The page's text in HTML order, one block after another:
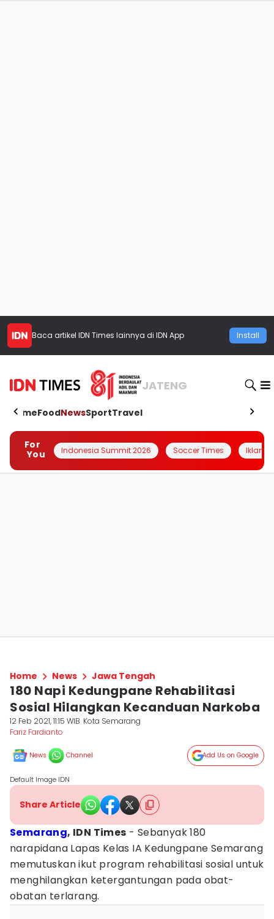
Baca artikel IDN Times lainnya di IDN App Install
JATENG
HomeFoodNewsSportTravel
For
You
Indonesia Summit 2026 Soccer Times Iklanin
Home News Jawa Tengah
180 Napi Kedungpane Rehabilitasi
Sosial Hilangkan Kecanduan Narkoba
12 Feb 2021, 11:15 WIB Kota Semarang
Fariz Fardianto
News Channel Add Us on Google
Default Image IDN
Share Article
Semarang, IDN Times - Sebanyak 180
narapidana Lapas Kelas IA Kedungpane Semarang
memutuskan ikut program rehabilitasi sosial untuk
menghilangkan ketergantungan pada obat-
obatan terlarang.